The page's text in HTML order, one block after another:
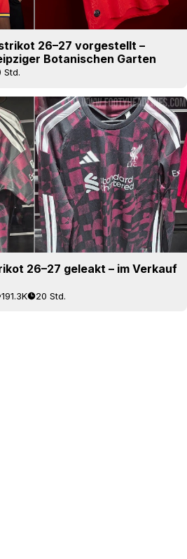
26–27 vorgestellt –
Botanischen Garten
Std.
26–27 geleakt – im Verkauf
191.3K 20 Std.